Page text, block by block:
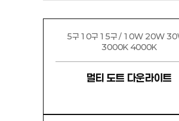
5구 10구 15구 / 10W 20W
3000K 4000K
멀티 도트 다운라이트